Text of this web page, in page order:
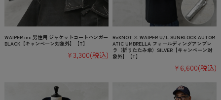
WAIPER.inc 男性用 ジャケットコートハンガー
BLACK【キャンペーン対象外】【T】
¥3,300(税込)
ReKNOT × WAIPER U/L SUNBLOCK AUTOM
ATIC UMBRELLA フォールディングアンブレ
ラ（折りたたみ傘）SILVER【キャンペーン対
象外】【T】
¥6,600(税込)